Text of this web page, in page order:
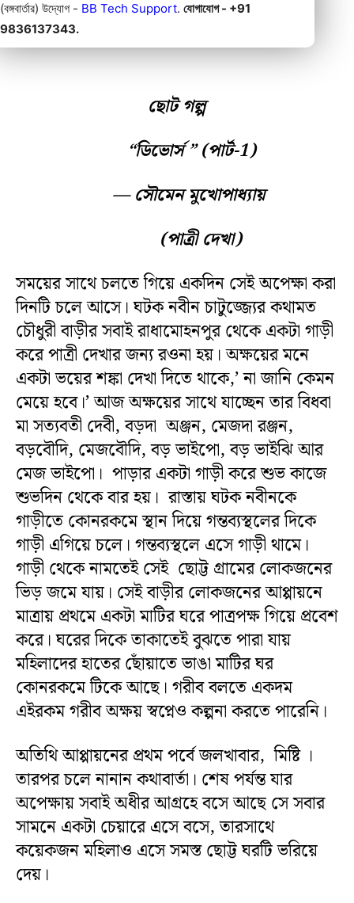
(বঙ্গবার্তার) উদ্যোগ - BB Tech Support. যোগাযোগ - +91
9836137343.
ছোট গল্প
“ডিভোর্স ” (পার্ট-1)
— সৌমেন মুখোপাধ্যায়
(পাত্রী দেখা)
সময়ের সাথে চলতে গিয়ে একদিন সেই অপেক্ষা করা
দিনটি চলে আসে। ঘটক নবীন চাটুজ্জ্যের কথামত
চৌধুরী বাড়ীর সবাই রাধামোহনপুর থেকে একটা গাড়ী
করে পাত্রী দেখার জন্য রওনা হয়। অক্ষয়ের মনে
একটা ভয়ের শঙ্কা দেখা দিতে থাকে,’ না জানি কেমন
মেয়ে হবে।’ আজ অক্ষয়ের সাথে যাচ্ছেন তার বিধবা
মা সত্যবতী দেবী, বড়দা অঞ্জন, মেজদা রঞ্জন,
বড়বৌদি, মেজবৌদি, বড় ভাইপো, বড় ভাইঝি আর
মেজ ভাইপো। পাড়ার একটা গাড়ী করে শুভ কাজে
শুভদিন থেকে বার হয়। রাস্তায় ঘটক নবীনকে
গাড়ীতে কোনরকমে স্থান দিয়ে গন্তব্যস্থলের দিকে
গাড়ী এগিয়ে চলে। গন্তব্যস্থলে এসে গাড়ী থামে।
গাড়ী থেকে নামতেই সেই ছোট্ট গ্রামের লোকজনের
ভিড় জমে যায়। সেই বাড়ীর লোকজনের আপ্পায়নে
মাত্রায় প্রথমে একটা মাটির ঘরে পাত্রপক্ষ গিয়ে প্রবেশ
করে। ঘরের দিকে তাকাতেই বুঝতে পারা যায়
মহিলাদের হাতের ছোঁয়াতে ভাঙা মাটির ঘর
কোনরকমে টিকে আছে। গরীব বলতে একদম
এইরকম গরীব অক্ষয় স্বপ্নেও কল্পনা করতে পারেনি।
অতিথি আপ্পায়নের প্রথম পর্বে জলখাবার, মিষ্টি ।
তারপর চলে নানান কথাবার্তা। শেষ পর্যন্ত যার
অপেক্ষায় সবাই অধীর আগ্রহে বসে আছে সে সবার
সামনে একটা চেয়ারে এসে বসে, তারসাথে
কয়েকজন মহিলাও এসে সমস্ত ছোট্ট ঘরটি ভরিয়ে
দেয়।